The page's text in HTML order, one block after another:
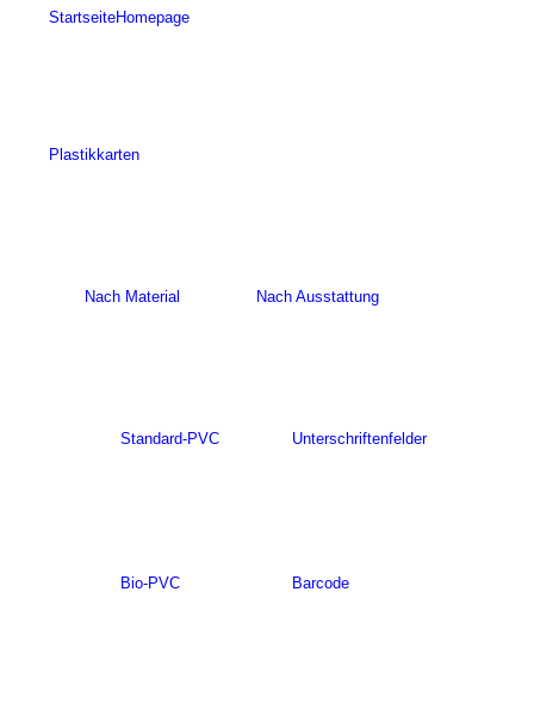
StartseiteHomepage
Plastikkarten
Nach Material
Standard-PVC
Bio-PVC
Nach Ausstattung
Unterschriftenfelder
Barcode